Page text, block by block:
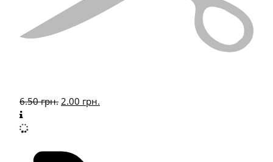
6.50грн. 2.00 грн.